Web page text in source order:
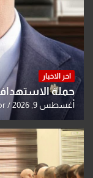
اخر الاخبار
حملة
أغسطس 9, 2026